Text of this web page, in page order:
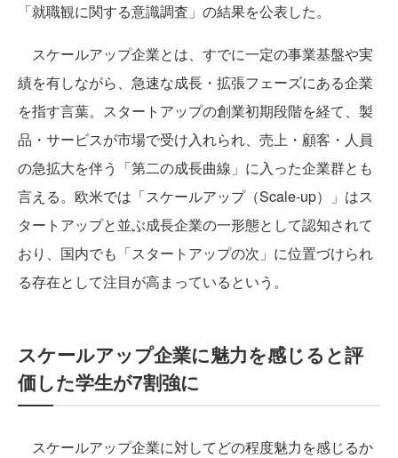
「就職観に関する意識調査」の結果を公表した。
スケールアップ企業とは、すでに一定の事業基盤や実
績を有しながら、急速な成長・拡張フェーズにある企業
を指す言葉。スタートアップの創業初期段階を経て、製
品・サービスが市場で受け入れられ、売上・顧客・人員
の急拡大を伴う「第二の成長曲線」に入った企業群とも
言える。欧米では「スケールアップ（Scale-up）」はス
タートアップと並ぶ成長企業の一形態として認知されて
おり、国内でも「スタートアップの次」に位置づけられ
る存在として注目が高まっているという。
スケールアップ企業に魅力を感じると評
価した学生が7割強に
スケールアップ企業に対してどの程度魅力を感じるか